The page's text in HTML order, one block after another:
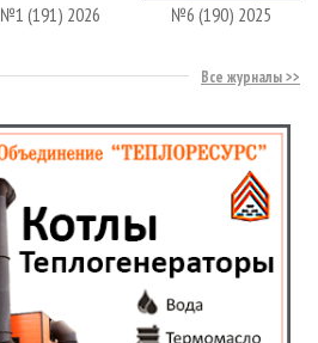
№1 (191) 2026 №6 (190) 2025
Все журналы